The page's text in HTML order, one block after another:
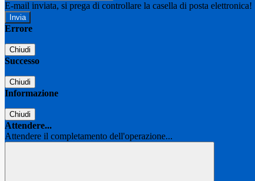
E-mail inviata, si prega di controllare la casella di posta elettronica!
Errore
Chiudi
Successo
Chiudi
Informazione
Chiudi
Attendere...
Attendere il completamento dell'operazione...